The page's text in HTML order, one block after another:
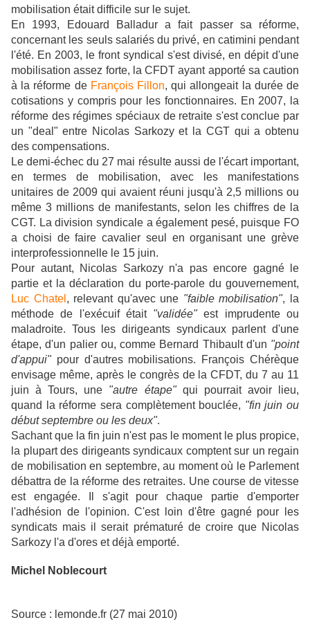
mobilisation était difficile sur le sujet.
En 1993, Edouard Balladur a fait passer sa réforme,
concernant les seuls salariés du privé, en catimini pendant
l'été. En 2003, le front syndical s'est divisé, en dépit d'une
mobilisation assez forte, la CFDT ayant apporté sa caution
à la réforme de François Fillon, qui allongeait la durée de
cotisations y compris pour les fonctionnaires. En 2007, la
réforme des régimes spéciaux de retraite s'est conclue par
un "deal" entre Nicolas Sarkozy et la CGT qui a obtenu
des compensations.
Le demi-échec du 27 mai résulte aussi de l'écart important,
en termes de mobilisation, avec les manifestations
unitaires de 2009 qui avaient réuni jusqu'à 2,5 millions ou
même 3 millions de manifestants, selon les chiffres de la
CGT. La division syndicale a également pesé, puisque FO
a choisi de faire cavalier seul en organisant une grève
interprofessionnelle le 15 juin.
Pour autant, Nicolas Sarkozy n'a pas encore gagné le
partie et la déclaration du porte-parole du gouvernement,
Luc Chatel , relevant qu'avec une "faible mobilisation", la
méthode de l'exécuif était "validée"est imprudente ou
maladroite. Tous les dirigeants syndicaux parlent d'une
étape, d'un palier ou, comme Bernard Thibault d'un "point
d'appui"pour d'autres mobilisations. François Chérèque
envisage même, après le congrès de la CFDT, du 7 au 11
juin à Tours, une "autre étape"qui pourrait avoir lieu,
quand la réforme sera complètement bouclée, "fin juin ou
début septembre ou les deux".
Sachant que la fin juin n'est pas le moment le plus propice,
la plupart des dirigeants syndicaux comptent sur un regain
de mobilisation en septembre, au moment où le Parlement
débattra de la réforme des retraites. Une course de vitesse
est engagée. Il s'agit pour chaque partie d'emporter
l'adhésion de l'opinion. C'est loin d'être gagné pour les
syndicats mais il serait prématuré de croire que Nicolas
Sarkozy l'a d'ores et déjà emporté.
Michel Noblecourt
Source : lemonde.fr (27 mai 2010)